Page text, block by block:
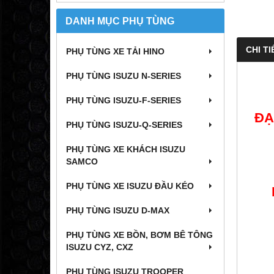
DANH MỤC PHỤ TÙNG
PHỤ TÙNG XE TẢI HINO
PHỤ TÙNG ISUZU N-SERIES
PHỤ TÙNG ISUZU-F-SERIES
PHỤ TÙNG ISUZU-Q-SERIES
PHỤ TÙNG XE KHÁCH ISUZU
SAMCO
PHỤ TÙNG XE ISUZU ĐẦU KÉO
PHỤ TÙNG ISUZU D-MAX
PHỤ TÙNG XE BỒN, BƠM BÊ TÔNG
ISUZU CYZ, CXZ
PHỤ TÙNG ISUZU TROOPER
CHI